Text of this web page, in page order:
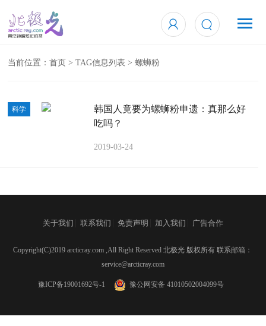
当前位置：首页 > TAG信息列表 > 螺蛳粉
科学
韩国人竟要为螺蛳粉申遗：真那么好
吃吗？
2019-03-24
关于我们 联系我们 免责声明 加入我们 广告合作
Copyright(C)2019 arcticray.com ,All Right Reserved 北极光 版权所有 联系邮箱：
service@arcticray.com
豫ICP备19001692号-1 豫公网安备 41010502004099号